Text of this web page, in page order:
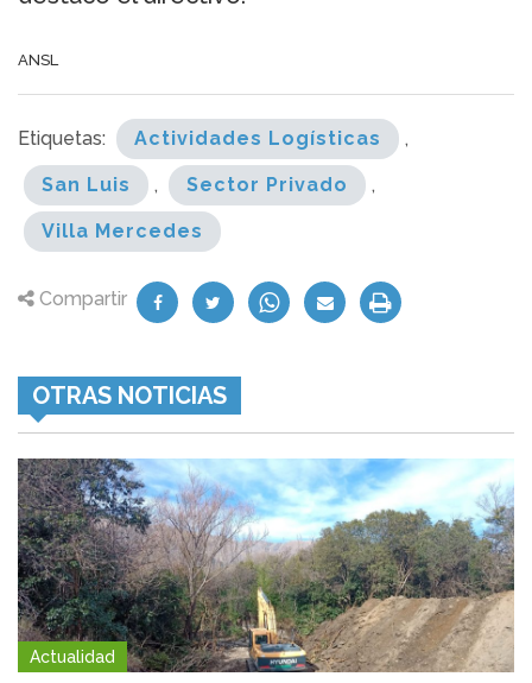
ANSL
Etiquetas: Actividades Logísticas ,
San Luis , Sector Privado ,
Villa Mercedes
Compartir
OTRAS NOTICIAS
Actualidad